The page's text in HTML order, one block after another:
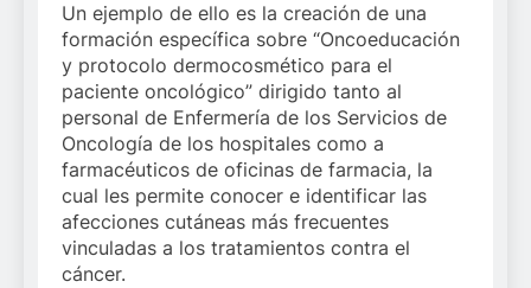
Un ejemplo de ello es la creación de una
formación específica sobre “Oncoeducación
y protocolo dermocosmético para el
paciente oncológico” dirigido tanto al
personal de Enfermería de los Servicios de
Oncología de los hospitales como a
farmacéuticos de oficinas de farmacia, la
cual les permite conocer e identificar las
afecciones cutáneas más frecuentes
vinculadas a los tratamientos contra el
cáncer.